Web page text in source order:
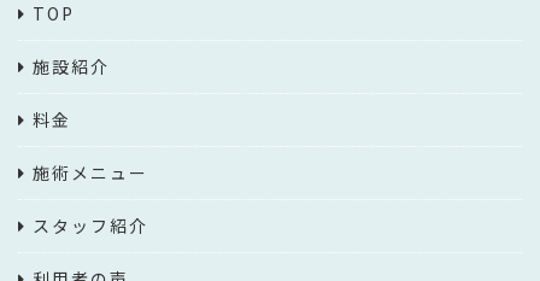
TOP
施設紹介
料金
施術メニュー
スタッフ紹介